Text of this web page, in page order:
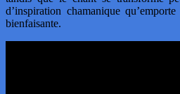
d’inspiration chamanique
bienfaisante.